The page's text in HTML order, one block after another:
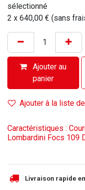
sélectionné
2 x 640,00 € (sans
Ajouter au
panier
Ajouter à la liste
Caractéristiques :
Lombardini Focs 109
Livraison rapide